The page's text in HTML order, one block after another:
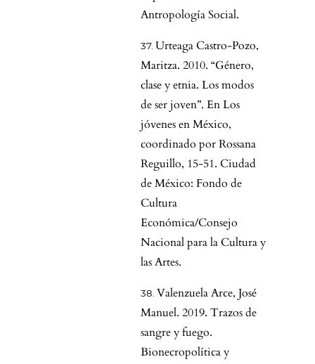
Antropología Social.
Urteaga Castro-Pozo,
Maritza. 2010. “Género,
clase y etnia. Los modos
de ser joven”. En Los
jóvenes en México,
coordinado por Rossana
Reguillo, 15-51. Ciudad
de México: Fondo de
Cultura
Económica/Consejo
Nacional para la Cultura y
las Artes.
Valenzuela Arce, José
Manuel. 2019. Trazos de
sangre y fuego.
Bionecropolítica y